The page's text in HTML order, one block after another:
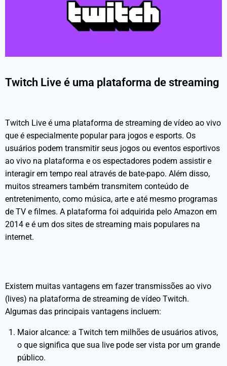
Twitch Live é uma plataforma de streaming
Twitch Live é uma plataforma de streaming de vídeo ao vivo
que é especialmente popular para jogos e esports. Os
usuários podem transmitir seus jogos ou eventos esportivos
ao vivo na plataforma e os espectadores podem assistir e
interagir em tempo real através de bate-papo. Além disso,
muitos streamers também transmitem conteúdo de
entretenimento, como música, arte e até mesmo programas
de TV e filmes. A plataforma foi adquirida pelo Amazon em
2014 e é um dos sites de streaming mais populares na
internet.
Existem muitas vantagens em fazer transmissões ao vivo
(lives) na plataforma de streaming de vídeo Twitch.
Algumas das principais vantagens incluem:
Maior alcance: a Twitch tem milhões de usuários ativos,
o que significa que sua live pode ser vista por um grande
público.